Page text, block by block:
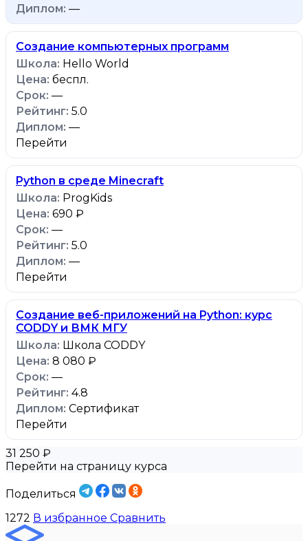
—
Создание компьютерных программ
Hello World
беспл.
—
5.0
—
Перейти
Python в среде Minecraft
ProgKids
690 ₽
—
5.0
—
Перейти
Создание веб-приложений на Python: курс
CODDY и ВМК МГУ
Школа CODDY
8 080 ₽
—
4.8
Сертификат
Перейти
31 250 ₽
Перейти на страницу курса
Поделиться
1272 В избранное Сравнить